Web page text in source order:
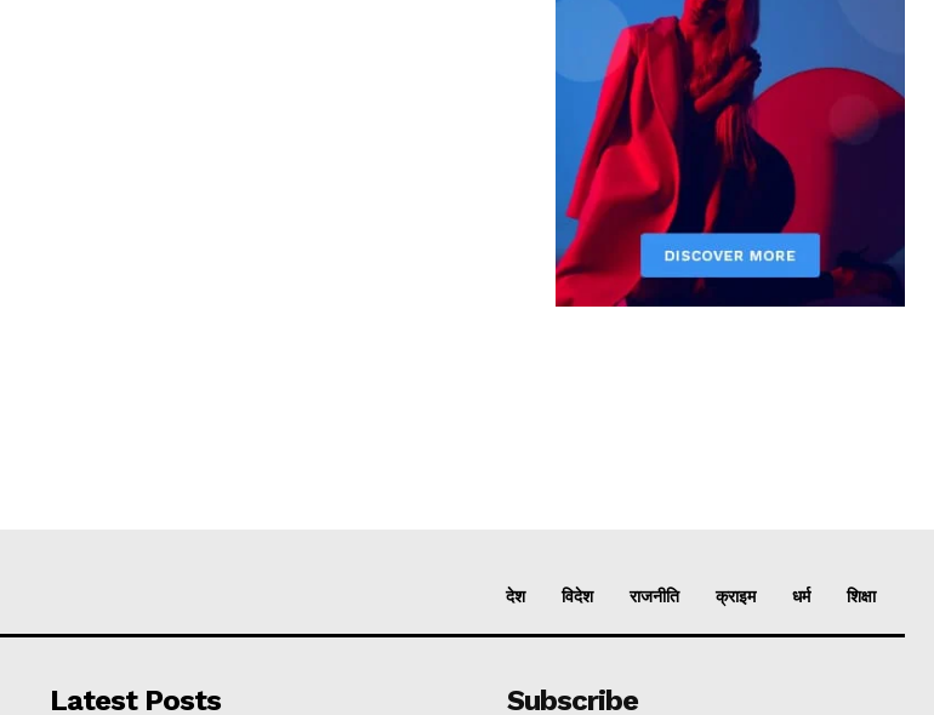
देश विदेश राजनीति क्राइम धर्म शिक्षा
Latest Posts Subscribe